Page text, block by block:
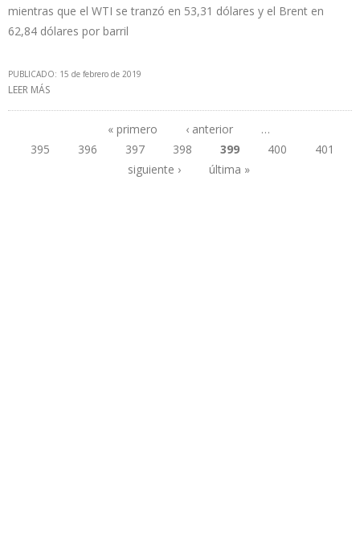
mientras que el WTI se tranzó en 53,31 dólares y el Brent en
62,84 dólares por barril
PUBLICADO: 15 de febrero de 2019
LEER MÁS
Páginas
« primero ‹ anterior
…
395
396 397 398 399 400
401
siguiente ›
última »